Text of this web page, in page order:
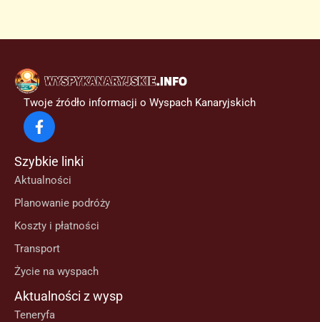
Twoje źródło informacji o Wyspach Kanaryjskich
Szybkie linki
Aktualności
Planowanie podróży
Koszty i płatności
Transport
Życie na wyspach
Aktualności z wysp
Teneryfa